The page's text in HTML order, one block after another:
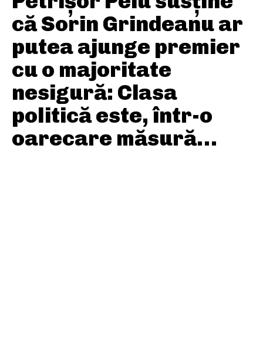
că Sorin Grindeanu ar
putea ajunge premier
cu o majoritate
nesigură: Clasa
politică este, într-o
oarecare măsură…